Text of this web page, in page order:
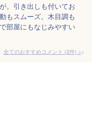
。引き出しも付いてお
もスムーズ。木目調も
部屋にもなじみやすい
全てのおすすめコメント (2件) >